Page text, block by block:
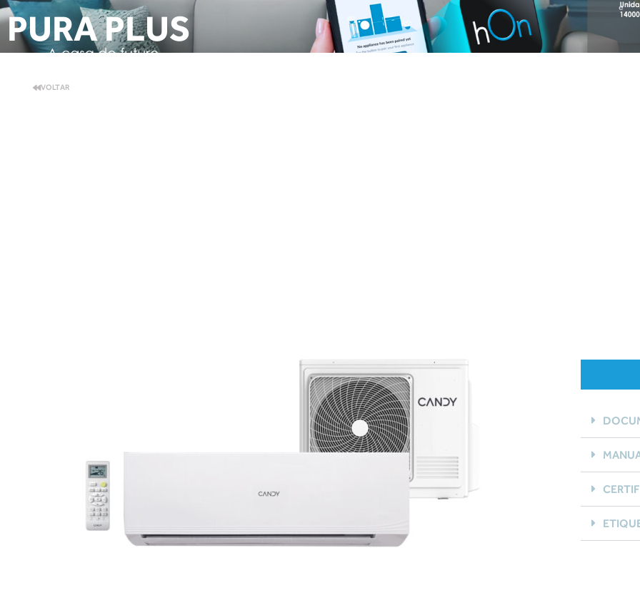
PURA PLUS
VOLTAR